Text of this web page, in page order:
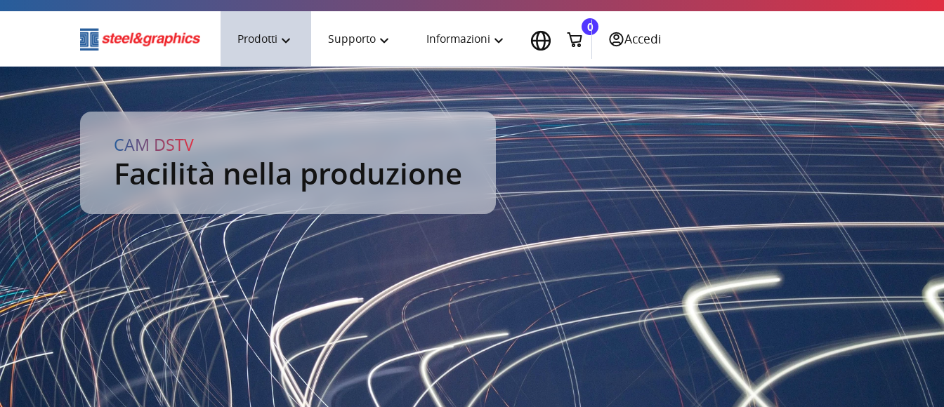
Prodotti
TecnoMetal
TecnoCAM
CAM-DSTV
Supporto
Assistenza tecnica
Formazione
Informazioni
Download
Azienda
English
Italiano
Portuguese
0
Accedi
CAM DSTV
Facilità nella produzione